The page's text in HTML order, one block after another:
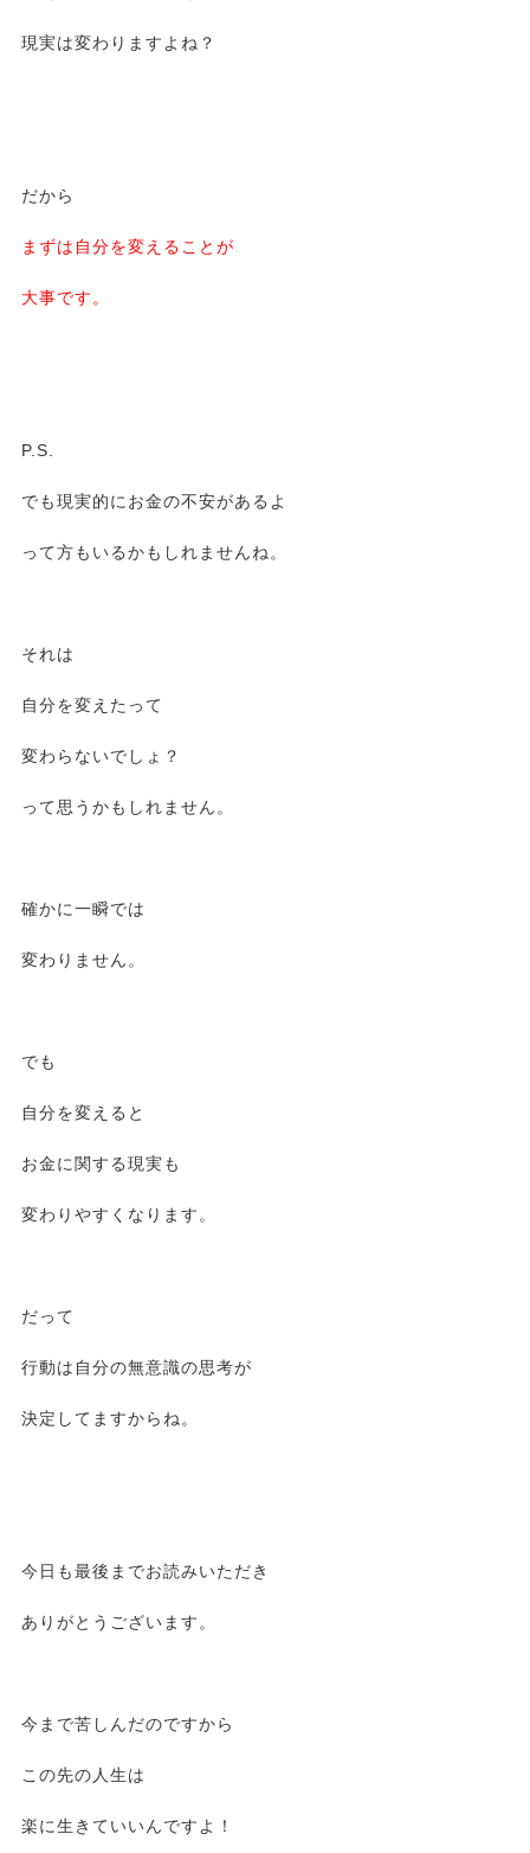
現実は変わりますよね？
だから
まずは自分を変えることが
大事です。
P.S.
でも現実的にお金の不安があるよ
って方もいるかもしれませんね。
それは
自分を変えたって
変わらないでしょ？
って思うかもしれません。
確かに一瞬では
変わりません。
でも
自分を変えると
お金に関する現実も
変わりやすくなります。
だって
行動は自分の無意識の思考が
決定してますからね。
今日も最後までお読みいただき
ありがとうございます。
今まで苦しんだのですから
この先の人生は
楽に生きていいんですよ！